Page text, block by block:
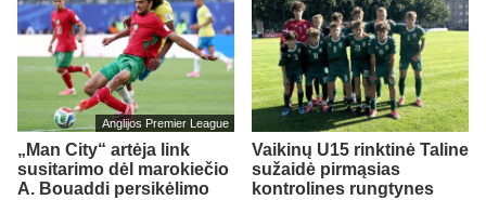
Anglijos Premier League
„Man City“ artėja link
susitarimo dėl marokiečio
A. Bouaddi persikėlimo
Vaikinų U15 rinktinė Taline
sužaidė pirmąsias
kontrolines rungtynes